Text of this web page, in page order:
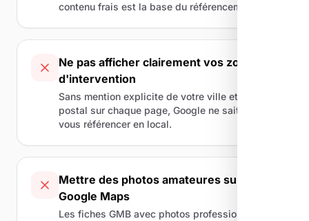
contenu frais est la base du référencement.
Ne pas afficher clairement vos zones
d'intervention
Sans mention explicite de votre ville et code
postal sur chaque page, Google ne sait pas où
vous référencer en local.
Mettre des photos amateures sur
Google Maps
Les fiches GMB avec photos professionnelles